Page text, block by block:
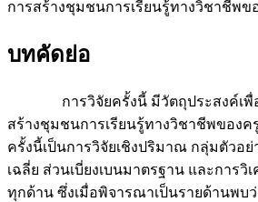
การสร้างชุมชนการเรียนรู้ทางวิชาชีพ
บทคัดย่อ
การวิจัยครั้งนี้ มีวัตถุประสงค์เพื่อ 1)
สร้างชุมชนการเรียนรู้ทางวิชาชีพของ
ครั้งนี้เป็นการวิจัยเชิงปริมาณ กลุ่มตัวอ
เฉลี่ย ส่วนเบี่ยงเบนมาตรฐาน และกา
ทุกด้าน ซึ่งเมื่อพิจารณาเป็นรายด้านพบ